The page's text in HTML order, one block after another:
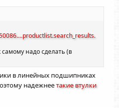
надо сделать (в
в линейных подшипниках
надежнеетакие втулки